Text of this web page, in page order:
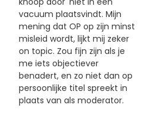
vacuum plaatsvindt. Mijn
mening dat OP op zijn minst
misleid wordt, lijkt mij zeker
on topic. Zou fijn zijn als je
me iets objectiever
benadert, en zo niet dan op
persoonlijke titel spreekt in
plaats van als moderator.